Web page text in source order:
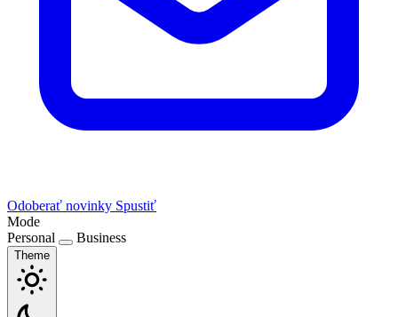
Odoberať novinky Spustiť
Mode
Personal
Business
Theme